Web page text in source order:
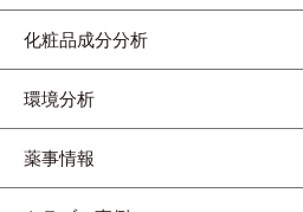
化粧品成分分析
環境分析
薬事情報